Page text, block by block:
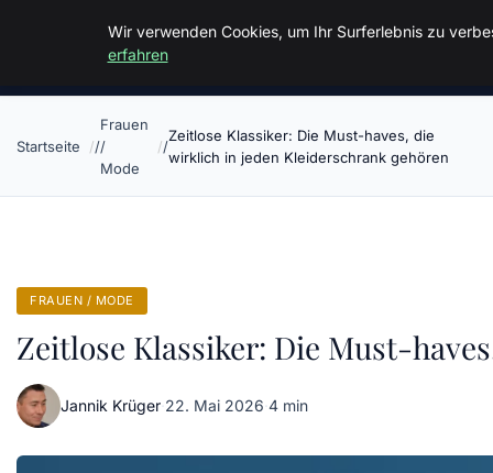
Malzminden
Startseite
Frauen
/
Mode
Zeitlose Klassiker: Die Must-haves, die
wirklich in jeden Kleiderschrank gehören
FRAUEN / MODE
Zeitlose Klassiker: Die Must-
Jannik Krüger·22. Mai 2026·4 min
Wir verwenden Cookies, um Ihr Surferlebnis zu
erfahren